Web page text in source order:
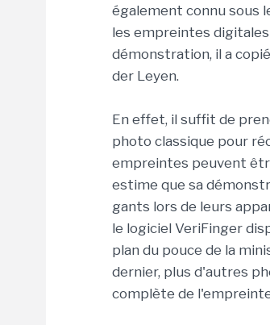
également connu sous
les empreintes
démonstration, il a
der Leyen.
En effet, il suffit de
photo classique pour
empreintes peuvent
estime que sa
gants lors de leurs
le logiciel VeriFinger
plan du pouce de la
dernier, plus d'autres
complète de